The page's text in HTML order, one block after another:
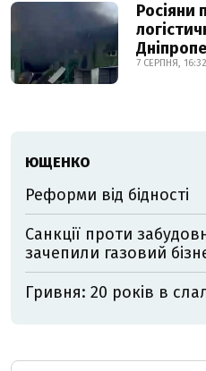
Росіяни
7 СЕРПНЯ, 16:32
ЮЩЕНКО
Реформи від бідності
Санкції проти
зачепили газовий
Гривня: 20 років в